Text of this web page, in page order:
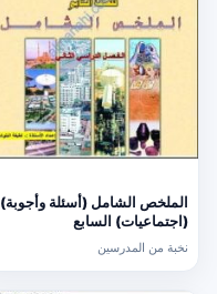
الملخص الشامل (أسئلة وأجوبة)
(اجتماعيات) السابع
نخبة من المدرسين